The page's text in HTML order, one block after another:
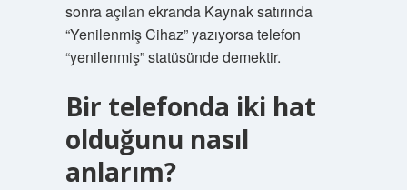
sonra açılan ekranda Kaynak satırında
“Yenilenmiş Cihaz” yazıyorsa telefon
“yenilenmiş” statüsünde demektir.
Bir telefonda iki hat
olduğunu nasıl
anlarım?